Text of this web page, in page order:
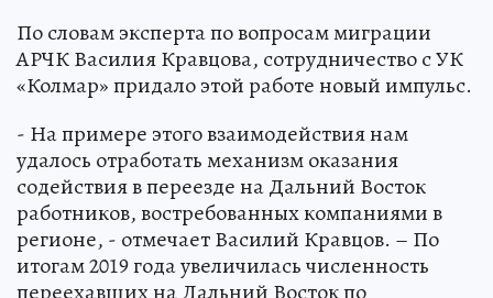
По словам эксперта по вопросам миграции
АРЧК Василия Кравцова, сотрудничество с УК
«Колмар» придало этой работе новый импульс.
- На примере этого взаимодействия нам
удалось отработать механизм оказания
содействия в переезде на Дальний Восток
работников, востребованных компаниями в
регионе, - отмечает Василий Кравцов. – По
итогам 2019 года увеличилась численность